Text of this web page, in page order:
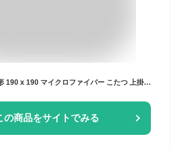
マルチカバー 正方形 190 x 190 マイクロファイバー こたつ 上掛け 布団カバー こたつ布団カバー 上掛 手洗い 洗濯 可 正方形 マルチ カバー ソファーカバー ベッドカバー こたつ布団 コタツ布団 炬燵 こたつ コタツ 布団 ふとん カバー こたつ上掛け こたつ上掛 送料 無料
の商品をサイトでみる